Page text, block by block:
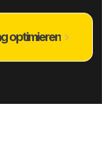
optimieren